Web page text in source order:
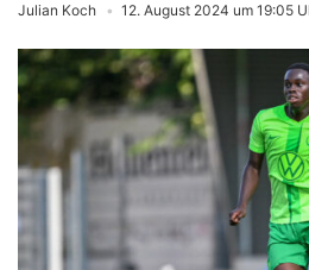
Julian Koch 12. August 2024 um 19:05